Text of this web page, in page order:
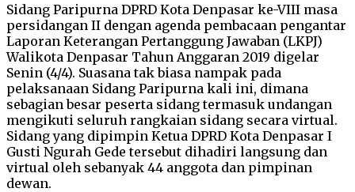
Sidang Paripurna DPRD Kota Denpasar ke-VIII masa
persidangan II dengan agenda pembacaan pengantar
Laporan Keterangan Pertanggung Jawaban (LKPJ)
Walikota Denpasar Tahun Anggaran 2019 digelar
Senin (4/4). Suasana tak biasa nampak pada
pelaksanaan Sidang Paripurna kali ini, dimana
sebagian besar peserta sidang termasuk undangan
mengikuti seluruh rangkaian sidang secara virtual.
Sidang yang dipimpin Ketua DPRD Kota Denpasar I
Gusti Ngurah Gede tersebut dihadiri langsung dan
virtual oleh sebanyak 44 anggota dan pimpinan
dewan.